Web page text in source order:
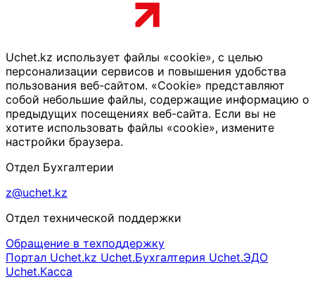
Uchet.kz использует файлы «cookie», с целью
персонализации сервисов и повышения удобства
пользования веб-сайтом. «Cookie» представляют
собой небольшие файлы, содержащие информацию о
предыдущих посещениях веб-сайта. Если вы не
хотите использовать файлы «cookie», измените
настройки браузера.
Отдел Бухгалтерии
z@uchet.kz
Отдел технической поддержки
Обращение в техподдержку
Портал Uchet.kz Uchet.Бухгалтерия Uchet.ЭДО
Uchet.Касса